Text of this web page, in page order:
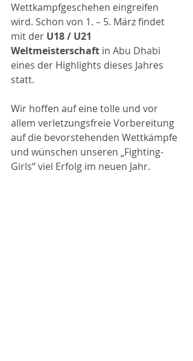
Wettkampfgeschehen eingreifen
wird. Schon von 1. – 5. März findet
mit der U18 / U21
Weltmeisterschaft in Abu Dhabi
eines der Highlights dieses Jahres
statt.
Wir hoffen auf eine tolle und vor
allem verletzungsfreie Vorbereitung
auf die bevorstehenden Wettkämpfe
und wünschen unseren „Fighting-
Girls“ viel Erfolg im neuen Jahr.